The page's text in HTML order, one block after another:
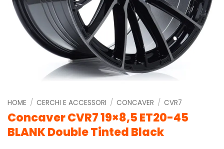
HOME / CERCHI E ACCESSORI / CONCAVER / CVR7
Concaver CVR7 19×8,5 ET20-45
BLANK Double Tinted Black